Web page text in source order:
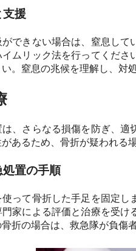
援
できない場合は、窒息し
ムリック法を行ってくだ
。窒息の兆候を理解し、対
、さらなる損傷を防ぎ、
あるため、骨折が疑われる
置の手順
使って骨折した手足を固定
家による評価と治療を受
折の場合は、救急隊が負傷